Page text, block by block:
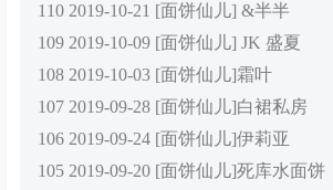
110 2019-10-21 [面饼仙儿] &半半
109 2019-10-09 [面饼仙儿] JK 盛夏
108 2019-10-03 [面饼仙儿]霜叶
107 2019-09-28 [面饼仙儿]白裙私房
106 2019-09-24 [面饼仙儿]伊莉亚
105 2019-09-20 [面饼仙儿]死库水面饼